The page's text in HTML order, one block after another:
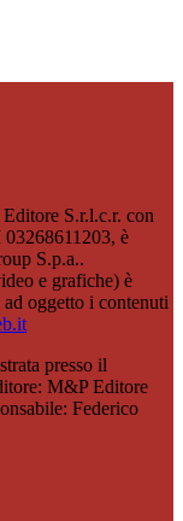
S.r.l.c.r. con
è
S.p.a..
e grafiche) è
oggetto i contenuti
presso il
M&P Editore
Federico